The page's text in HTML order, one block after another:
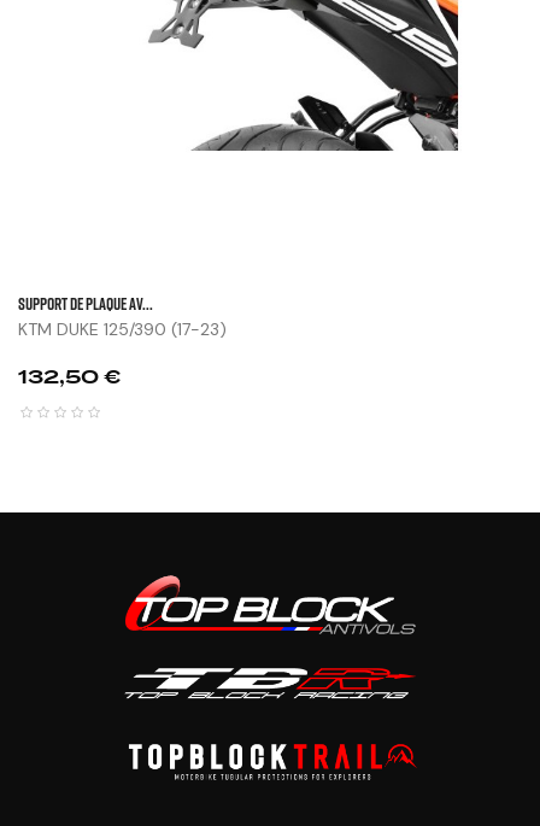
SUPPORT DE PLAQUE AV...
KTM DUKE 125/390 (17-23)
Prix
132,50 €